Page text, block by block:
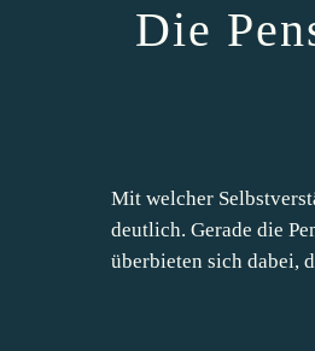
Die
Mit welcher
deutlich. Gerade die
überbieten sich dabei,